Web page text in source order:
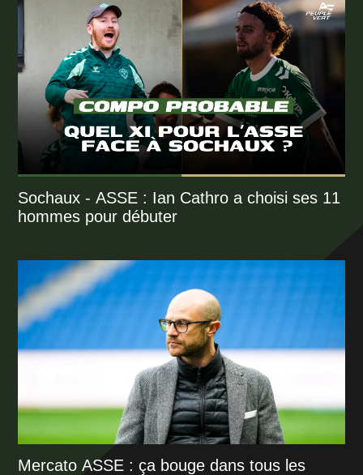
Sochaux - ASSE : Ian Cathro a choisi ses 11
hommes pour débuter
Mercato ASSE : ça bouge dans tous les